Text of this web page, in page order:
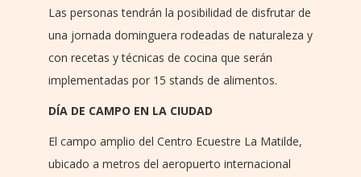
Las personas tendrán la posibilidad de disfrutar de
una jornada dominguera rodeadas de naturaleza y
con recetas y técnicas de cocina que serán
implementadas por 15 stands de alimentos.
DÍA DE CAMPO EN LA CIUDAD
El campo amplio del Centro Ecuestre La Matilde,
ubicado a metros del aeropuerto internacional